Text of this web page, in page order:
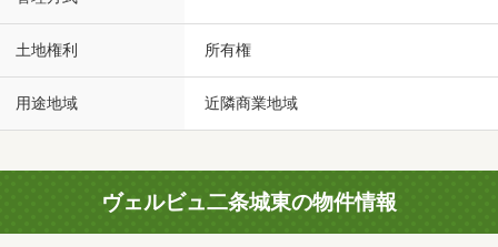
土地権利 所有権
用途地域 近隣商業地域
ヴェルビュ二条城東の物件情報